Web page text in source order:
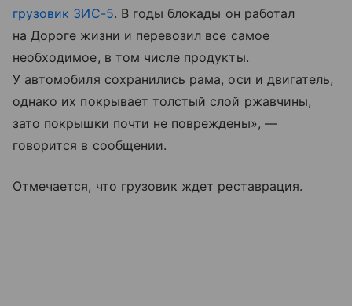
грузовик ЗИС-5. В годы блокады он работал
на Дороге жизни и перевозил все самое
необходимое, в том числе продукты.
У автомобиля сохранились рама, оси и двигатель,
однако их покрывает толстый слой ржавчины,
зато покрышки почти не повреждены», —
говорится в сообщении.
Отмечается, что грузовик ждет реставрация.